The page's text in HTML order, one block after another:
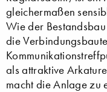
gleichermaßen
Wie der
die
als attraktive
macht die Anlage zu